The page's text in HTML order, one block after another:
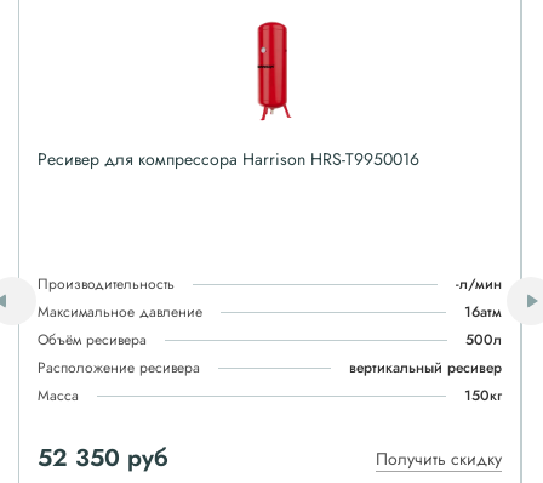
Ресивер для компрессора Harrison HRS-T9950016
Производительность
-л/мин
Максимальное давление
16атм
Объём ресивера
500л
Расположение ресивера
вертикальный ресивер
Масса
150кг
52 350 руб Получить скидку